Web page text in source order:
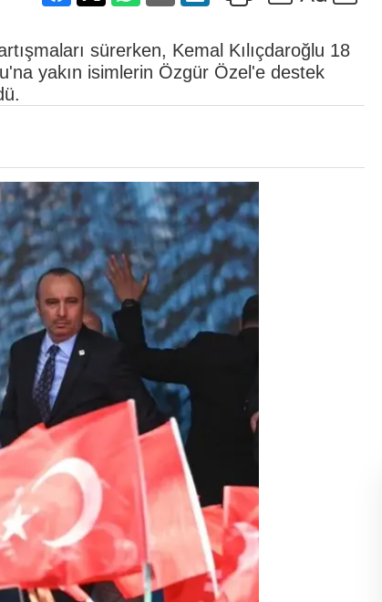
sürerken, Kemal Kılıçdaroğlu 18
yakın isimlerin Özgür Özel'e destek